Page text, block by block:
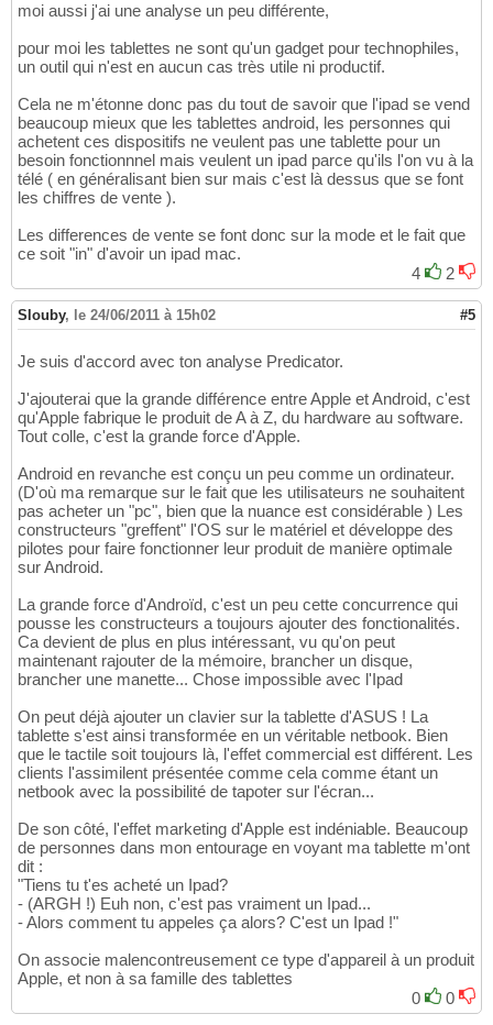
moi aussi j'ai une analyse un peu différente,
pour moi les tablettes ne sont qu'un gadget pour technophiles,
un outil qui n'est en aucun cas très utile ni productif.
Cela ne m'étonne donc pas du tout de savoir que l'ipad se vend
beaucoup mieux que les tablettes android, les personnes qui
achetent ces dispositifs ne veulent pas une tablette pour un
besoin fonctionnnel mais veulent un ipad parce qu'ils l'on vu à la
télé ( en généralisant bien sur mais c'est là dessus que se font
les chiffres de vente ).
Les differences de vente se font donc sur la mode et le fait que
ce soit "in" d'avoir un ipad mac.
4
2
Slouby, le 24/06/2011 à 15h02 #5
Je suis d'accord avec ton analyse Predicator.
J'ajouterai que la grande différence entre Apple et Android, c'est
qu'Apple fabrique le produit de A à Z, du hardware au software.
Tout colle, c'est la grande force d'Apple.
Android en revanche est conçu un peu comme un ordinateur.
(D'où ma remarque sur le fait que les utilisateurs ne souhaitent
pas acheter un "pc", bien que la nuance est considérable ) Les
constructeurs "greffent" l'OS sur le matériel et développe des
pilotes pour faire fonctionner leur produit de manière optimale
sur Android.
La grande force d'Androïd, c'est un peu cette concurrence qui
pousse les constructeurs a toujours ajouter des fonctionalités.
Ca devient de plus en plus intéressant, vu qu'on peut
maintenant rajouter de la mémoire, brancher un disque,
brancher une manette... Chose impossible avec l'Ipad
On peut déjà ajouter un clavier sur la tablette d'ASUS ! La
tablette s'est ainsi transformée en un véritable netbook. Bien
que le tactile soit toujours là, l'effet commercial est différent. Les
clients l'assimilent présentée comme cela comme étant un
netbook avec la possibilité de tapoter sur l'écran...
De son côté, l'effet marketing d'Apple est indéniable. Beaucoup
de personnes dans mon entourage en voyant ma tablette m'ont
dit :
"Tiens tu t'es acheté un Ipad?
- (ARGH !) Euh non, c'est pas vraiment un Ipad...
- Alors comment tu appeles ça alors? C'est un Ipad !"
On associe malencontreusement ce type d'appareil à un produit
Apple, et non à sa famille des tablettes
0
0